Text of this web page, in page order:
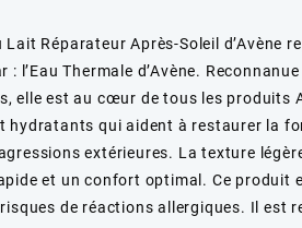
Réparateur Après-Soleil d’Avène
: l’Eau Thermale d’Avène.
elle est au cœur de tous les produits
hydratants qui aident à restaurer la
extérieures. La texture
et un confort optimal. Ce produit
de réactions allergiques. Il est